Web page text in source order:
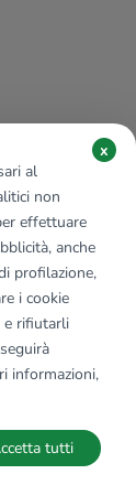
(PD)
al
non
effettuare
anche
profilazione,
i cookie
e rifiutarli
informazioni,
x
tutti